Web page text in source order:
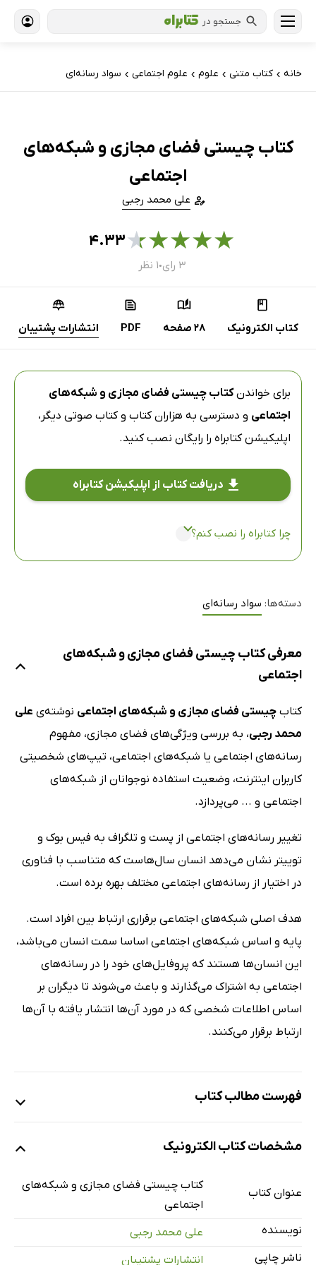
جستجو در
خانه › کتاب‌ متنی › علوم › علوم اجتماعی › سواد رسانه‌ای
کتاب چیستی فضای مجازی و شبکه‌های
اجتماعی
علی محمد رجبی
★
★
★
★
★۴.۳۳
۳ رای ● ۱ نظر
کتاب الکترونیک 28 صفحه PDF انتشارات پشتیبان
برای خواندنکتاب چیستی فضای مجازی و شبکه‌های
اجتماعی و دسترسی به هزاران کتاب و کتاب صوتی دیگر،
اپلیکیشن کتابراه را رایگان نصب کنید.
دریافت کتاب از اپلیکیشن کتابراه
چرا کتابراه را نصب کنم؟
دسته‌ها: سواد رسانه‌ای
معرفی کتاب چیستی فضای مجازی و شبکه‌های
اجتماعی
کتاب چیستی فضای مجازی و شبکه‌های اجتماعی نوشته‌ی علی
محمد رجبی، به بررسی ویژگی‌های فضای مجازی، مفهوم
رسانه‌های اجتماعی یا شبکه‌های اجتماعی، تیپ‌های شخصیتی
کاربران اینترنت، وضعیت استفاده نوجوانان از شبکه‌های
اجتماعی و ... می‌پردازد.
تغییر رسانه‌های اجتماعی از پست و تلگراف به فیس بوک و
توییتر نشان می‌دهد انسان سال‌هاست که متناسب با فناوری
در اختیار از رسانه‌های اجتماعی مختلف بهره برده است.
هدف اصلی شبکه‌های اجتماعی برقراری ارتباط بین افراد است.
پایه و اساس شبکه‌های اجتماعی اساسا سمت انسان می‌باشد،
این انسان‌ها هستند که پروفایل‌های خود را در رسانه‌های
اجتماعی به اشتراک می‌گذارند و باعث می‌شوند تا دیگران بر
اساس اطلاعات شخصی که در مورد آن‌ها انتشار یافته با آن‌ها
ارتباط برقرار می‌کنند.
فهرست مطالب کتاب
فضای مجازی چیست؟
ویژگی‌های فضای مجازی
دلایل استمرار و گسترش فعالیت اجتماعی در فضای مجازی
ابزارها و امکانات انسان در فضای مجازی
مشخصات کتاب الکترونیک
عنوان کتاب
کتاب چیستی فضای مجازی و شبکه‌های
اجتماعی
نویسنده
علی محمد رجبی
ناشر چاپی
انتشارات پشتیبان